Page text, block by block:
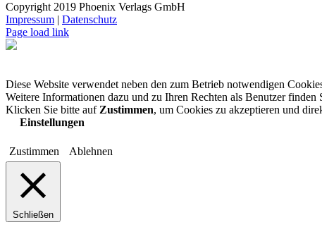
Copyright 2019 Phoenix Verlags GmbH
Impressum | Datenschutz
Page load link
Diese Website verwendet neben den zum Betrieb notwendigen
Weitere Informationen dazu und zu Ihren Rechten als Benutzer finden
Klicken Sie bitte auf Zustimmen, um Cookies zu akzeptieren und
Einstellungen
Zustimmen Ablehnen
Schließen